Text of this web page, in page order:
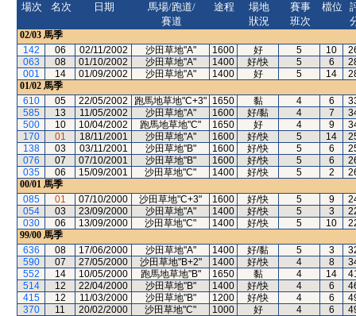
場次
名次 日期
馬場/跑道/
賽道
途程
場地
狀況
賽事
班次
檔位
02/03 馬季
142
06 02/11/2002 沙田草地"A" 1600 好 5 10
063
08 01/10/2002 沙田草地"A" 1400 好/快 5 6
001
14 01/09/2002 沙田草地"A" 1400 好 5 14
01/02 馬季
610
05 22/05/2002 跑馬地草地"C+3" 1650 黏 4 6
585
13 11/05/2002 沙田草地"A" 1600 好/黏 4 7
500
10 10/04/2002 跑馬地草地"C" 1650 好 4 9
170
01 18/11/2001 沙田草地"A" 1600 好/快 5 14
138
03 03/11/2001 沙田草地"B" 1600 好/快 5 6
076
07 07/10/2001 沙田草地"B" 1600 好/快 5 6
035
06 15/09/2001 沙田草地"C" 1400 好/快 5 2
00/01 馬季
085
01 07/10/2000 沙田草地"C+3" 1600 好/快 5 9
054
03 23/09/2000 沙田草地"A" 1400 好/快 5 3
030
06 13/09/2000 沙田草地"C" 1400 好/快 5 10
99/00 馬季
636
08 17/06/2000 沙田草地"A" 1400 好/黏 5 3
590
07 27/05/2000 沙田草地"B+2" 1400 好/快 4 8
552
14 10/05/2000 跑馬地草地"B" 1650 黏 4 14
514
12 22/04/2000 沙田草地"B" 1400 好/快 4 6
415
12 11/03/2000 沙田草地"B" 1200 好/快 4 6
370
11 20/02/2000 沙田草地"C" 1000 好 4 6